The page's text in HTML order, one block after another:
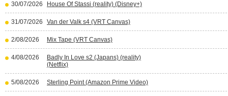
30/07/2026 House Of Stassi (reality) (Disney+)
31/07/2026 Van der Valk s4 (VRT Canvas)
2/08/2026 Mix Tape (VRT Canvas)
4/08/2026
Badly In Love s2 (Japans) (reality)
(Netflix)
5/08/2026 Sterling Point (Amazon Prime Video)